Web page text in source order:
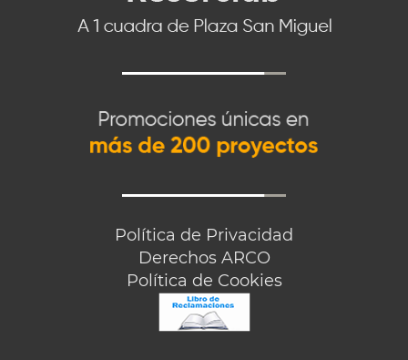
Política de Privacidad
Derechos ARCO
Política de Cookies